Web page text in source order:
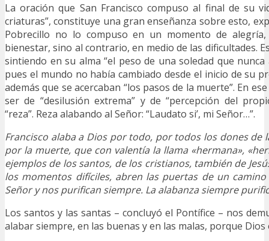
La oración que San Francisco compuso al final de su
criaturas”, constituye una gran enseñanza sobre esto,
Pobrecillo no lo compuso en un momento de
bienestar, sino al contrario, en medio de las dificultades.
sintiendo en su alma “el peso de una soledad que
pues el mundo no había cambiado desde el inicio de su
además que se acercaban “los pasos de la muerte”. En
ser de “desilusión extrema” y de “percepción del
“reza”. Reza alabando al Señor: “Laudato si’, mi Señor…”.
Francisco alaba a Dios por todo, por todos los dones de
por la muerte, que con valentía la llama «hermana»,
ejemplos de los santos, de los cristianos, también de
los momentos difíciles, abren las puertas de un
Señor y nos purifican siempre. La alabanza siempre
Los santos y las santas – concluyó el Pontífice – nos
alabar siempre, en las buenas y en las malas, porque Dios